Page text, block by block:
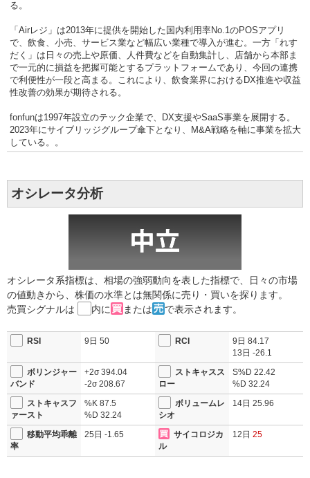
る。
「Airレジ」は2013年に提供を開始した国内利用率No.1のPOSアプリ
で、飲食、小売、サービス業など幅広い業種で導入が進む。一方「れす
だく」は日々の売上や原価、人件費などを自動集計し、店舗から本部ま
で一元的に損益を把握可能とするプラットフォームであり、今回の連携
で利便性が一段と高まる。これにより、飲食業界におけるDX推進や収益
性改善の効果が期待される。
fonfunは1997年設立のテック企業で、DX支援やSaaS事業を展開する。
2023年にサイブリッジグループ傘下となり、M&A戦略を軸に事業を拡大
している。。
オシレータ分析
オシレータ系指標は、相場の強弱動向を表した指標で、日々の市場
の値動きから、株価の水準とは無関係に売り・買いを探ります。
売買シグナルは
内に または で表示されます。
RSI 9日 50 RCI 9日 84.17
13日 -26.1
ボリンジャー
バンド
+2σ394.04
-2σ208.67
ストキャスス
ロー
S%D 22.42
%D 32.24
ストキャスフ
ァースト
%K 87.5
%D 32.24
ボリュームレ
シオ
14日 25.96
移動平均乖離
率
25日 -1.65
サイコロジカ
ル
12日 25